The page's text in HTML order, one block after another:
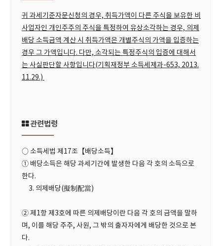
귀 과세기준자문신청의 경우, 취득가액이 다른 주식을 보유한 비
사업자인 개인주주의 주식을 특정하여 유상소각하는 경우, 의제
배당 소득금액 계산 시 취득가액은 개별주식의 가액을 입증하는
경우 그 가액입니다. 다만, 소각되는 특정주식의 입증에 대해서
는 사실판단할 사항입니다(기획재정부 소득세제과-653, 2013.
11.29.)
관련법령
○ 소득세법 제17조【배당소득】
① 배당소득은 해당 과세기간에 발생한 다음 각 호의 소득으로
한다.
3. 의제배당(擬制配當)
② 제1항 제3호에 따른 의제배당이란 다음 각 호의 금액을 말하
며, 이를 해당 주주, 사원, 그 밖의 출자자에게 배당한 것으로 본
다.